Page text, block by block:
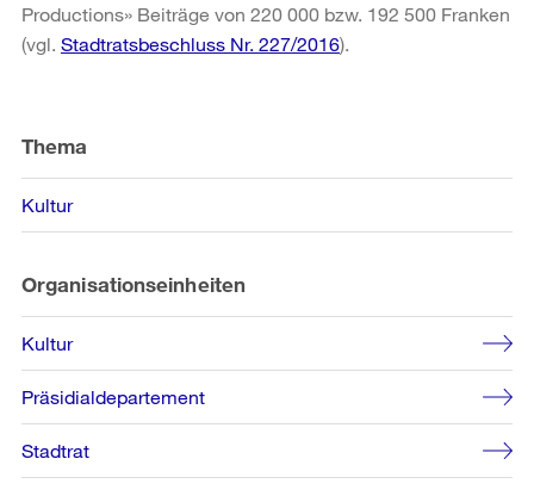
Productions» Beiträge von 220 000 bzw. 192 500 Franken
(vgl. Stadtratsbeschluss Nr. 227/2016).
Informationen
Thema
Kultur
Organisationseinheiten
Kultur
Präsidialdepartement
Stadtrat